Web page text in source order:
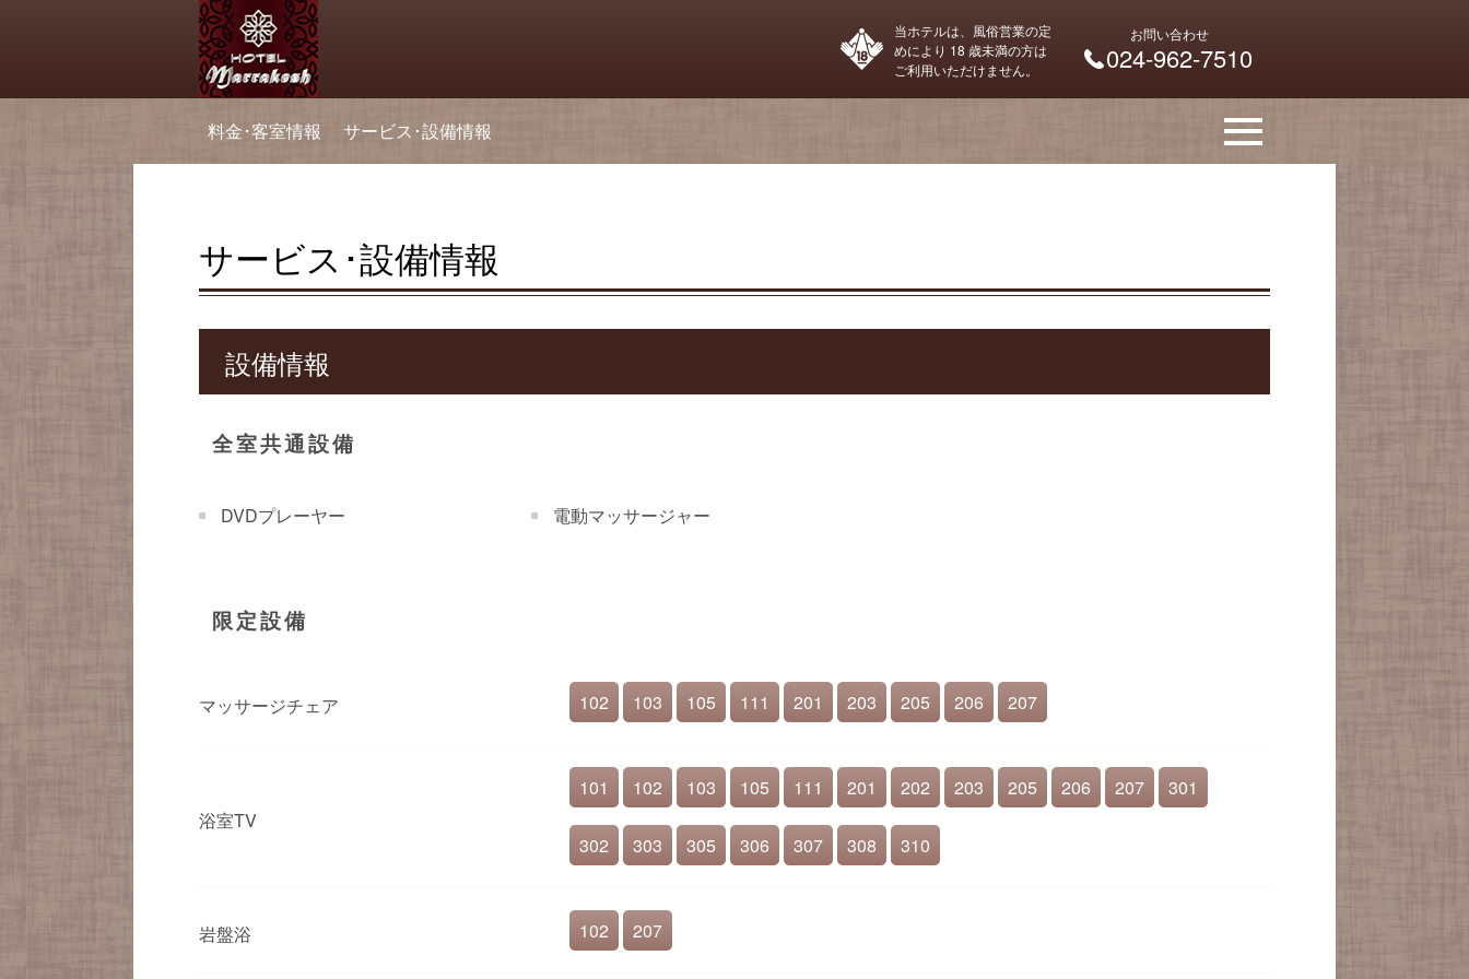
当ホテルは、風俗営業の定
めにより 18 歳未満の方は
ご利用いただけません。
お問い合わせ
024-962-7510
料金･客室情報 サービス･設備情報
サービス･設備情報
設備情報
全室共通設備
DVDプレーヤー 電動マッサージャー
限定設備
マッサージチェア 102 103 105 111 201 203 205 206 207
浴室TV
101 102 103 105 111 201 202 203 205 206 207 301
302 303 305 306 307 308 310
岩盤浴 102 207